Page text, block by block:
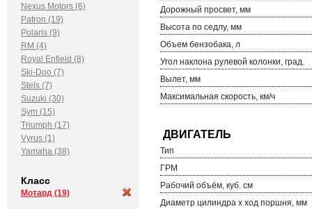
Nexus Motors (6)
Patron (19)
Polaris (9)
RM (4)
Royal Enfield (8)
Ski-Doo (7)
Stels (7)
Suzuki (30)
Sym (15)
Triumph (17)
Vyrus (1)
Yamaha (38)
Класс
Мотард (19)
Дорожный просвет, мм
Высота по седлу, мм
Объем бензобака, л
Угол наклона рулевой колонки, град.
Вылет, мм
Максимальная скорость, км/ч
Тип
ГРМ
Рабочий объём, куб. см
Диаметр цилиндра х ход поршня, мм